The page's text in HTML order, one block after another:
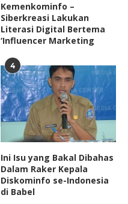
Kemenkominfo –
Siberkreasi Lakukan
Literasi Digital Bertema
‘Influencer Marketing
4
Ini Isu yang Bakal Dibahas
Dalam Raker Kepala
Diskominfo se-Indonesia
di Babel